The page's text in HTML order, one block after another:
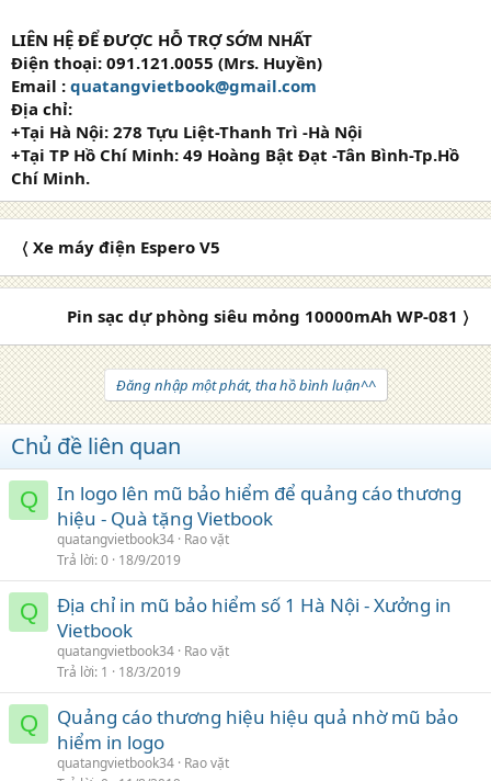
LIÊN HỆ ĐỂ ĐƯỢC HỖ TRỢ SỚM NHẤT
Điện thoại: 091.121.0055 (Mrs. Huyền)
Email : quatangvietbook@gmail.com
Địa chỉ:
+Tại Hà Nội: 278 Tựu Liệt-Thanh Trì -Hà Nội
+Tại TP Hồ Chí Minh: 49 Hoàng Bật Đạt -Tân Bình-Tp.Hồ
Chí Minh.
〈 Xe máy điện Espero V5
Pin sạc dự phòng siêu mỏng 10000mAh WP-081 〉
Đăng nhập một phát, tha hồ bình luận^^
Chủ đề liên quan
Q
In logo lên mũ bảo hiểm để quảng cáo thương
hiệu - Quà tặng Vietbook
quatangvietbook34 Rao vặt
Trả lời 0 18/9/2019
Q
Địa chỉ in mũ bảo hiểm số 1 Hà Nội - Xưởng in
Vietbook
quatangvietbook34 Rao vặt
Trả lời 1 18/3/2019
Q
Quảng cáo thương hiệu hiệu quả nhờ mũ bảo
hiểm in logo
quatangvietbook34 Rao vặt